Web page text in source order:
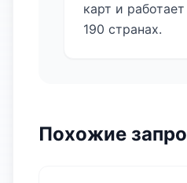
карт и
190 странах.
Похожие